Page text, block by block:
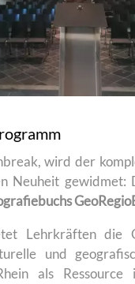
wird der
Neuheit gewidmet:
Lehrkräften die
und
als Ressource